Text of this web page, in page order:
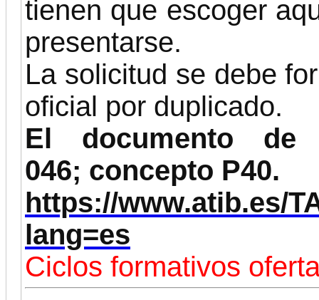
tienen que escoger
presentarse.
La solicitud se debe
oficial por duplicado.
El documento
046; concepto P40.
https://www.atib.es/
lang=es
Ciclos formativos